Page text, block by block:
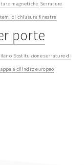
magnetiche Serrature
di chiusura finestre
porte
Sostituzione serrature di
a cilindro europeo